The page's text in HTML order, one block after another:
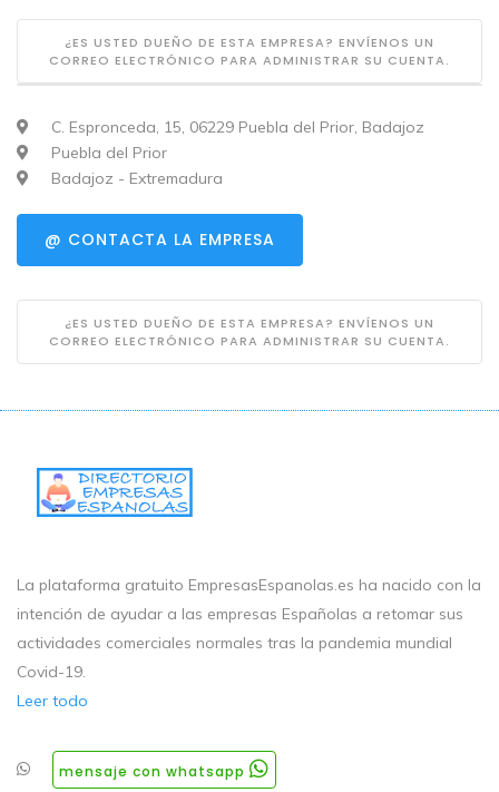
¿ES USTED DUEÑO DE ESTA EMPRESA? ENVÍENOS UN
CORREO ELECTRÓNICO PARA ADMINISTRAR SU CUENTA.
C. Espronceda, 15, 06229 Puebla del Prior, Badajoz
Puebla del Prior
Badajoz - Extremadura
@ CONTACTA LA EMPRESA
¿ES USTED DUEÑO DE ESTA EMPRESA? ENVÍENOS UN
CORREO ELECTRÓNICO PARA ADMINISTRAR SU CUENTA.
La plataforma gratuito EmpresasEspanolas.es ha nacido con la
intención de ayudar a las empresas Españolas a retomar sus
actividades comerciales normales tras la pandemia mundial
Covid-19.
Leer todo
mensaje con whatsapp